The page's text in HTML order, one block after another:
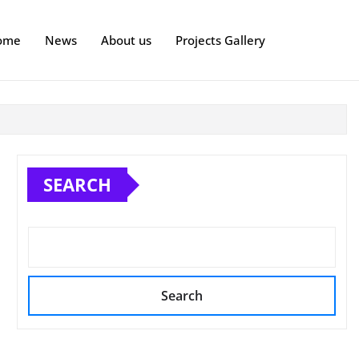
News About us Projects Gallery
SEARCH
Search